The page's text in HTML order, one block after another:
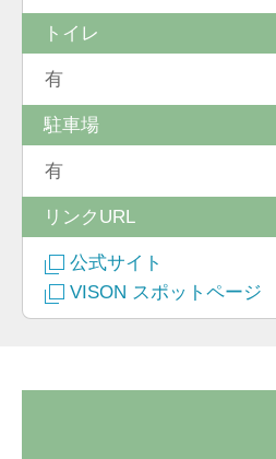
トイレ
有
駐車場
有
リンクURL
公式サイト
VISON スポットページ